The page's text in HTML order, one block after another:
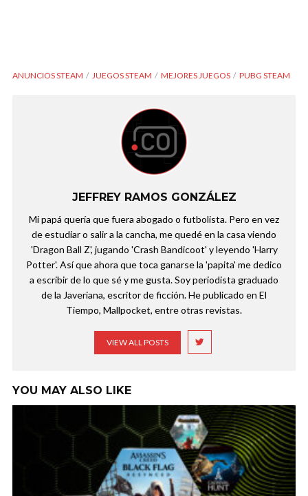
ANUNCIOS STEAM JUEGOS STEAM MEJORES JUEGOS PUBG STEAM
JEFFREY RAMOS GONZÁLEZ
Mi papá quería que fuera abogado o futbolista. Pero en vez
de estudiar o salir a la cancha, me quedé en la casa viendo
'Dragon Ball Z', jugando 'Crash Bandicoot' y leyendo 'Harry
Potter'. Así que ahora que toca ganarse la 'papita' me dedico
a escribir de lo que sé y me gusta. Soy periodista graduado
de la Javeriana, escritor de ficción. He publicado en El
Tiempo, Mallpocket, entre otras revistas.
VIEW ALL POSTS
YOU MAY ALSO LIKE